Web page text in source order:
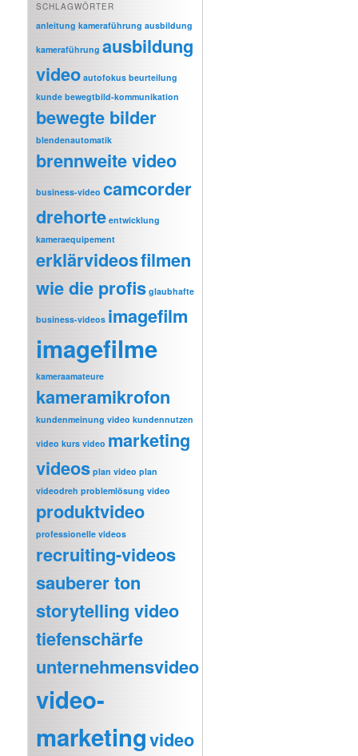
SCHLAGWÖRTER
anleitung kameraführung ausbildung
kameraführung ausbildung
video autofokus beurteilung
kunde bewegtbild-kommunikation
bewegte bilder
blendenautomatik
brennweite video
business-video camcorder
drehorte entwicklung
kameraequipement
erklärvideosfilmen
wie die profis glaubhafte
business-videos imagefilm
imagefilme
kameraamateure
kameramikrofon
kundenmeinung video kundennutzen
video kurs video marketing
videos plan video plan
videodreh problemlösung video
produktvideo
professionelle videos
recruiting-videos
sauberer ton
storytelling video
tiefenschärfe
unternehmensvideo
video-
marketingvideo